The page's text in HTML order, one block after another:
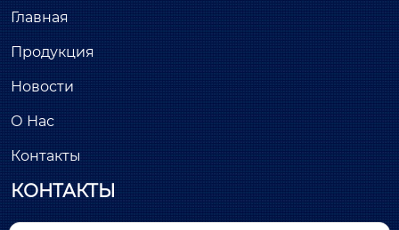
Главная
Продукция
Новости
О Нас
Контакты
КОНТАКТЫ